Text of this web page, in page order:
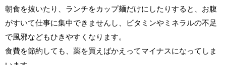
朝食を抜いたり、ランチをカップ麺だけにしたりすると、お腹
がすいて仕事に集中できませんし、ビタミンやミネラルの不足
で風邪などもひきやすくなります。
食費を節約しても、薬を買えばかえってマイナスになってしま